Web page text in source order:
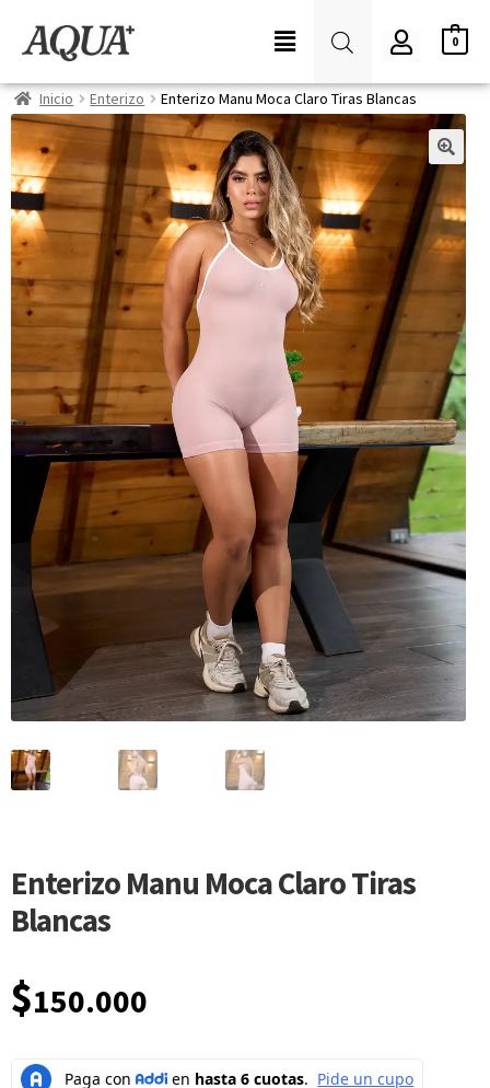
0
Inicio Enterizo Enterizo Manu Moca Claro Tiras Blancas
🔍
Enterizo Manu Moca Claro Tiras
Blancas
$150.000